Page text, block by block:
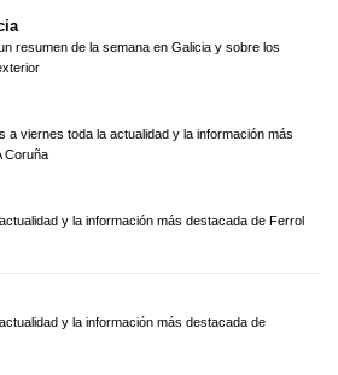
resumen de la semana en Galicia y sobre los
a viernes toda la actualidad y la información más
Coruña
y la información más destacada de Ferrol
y la información más destacada de